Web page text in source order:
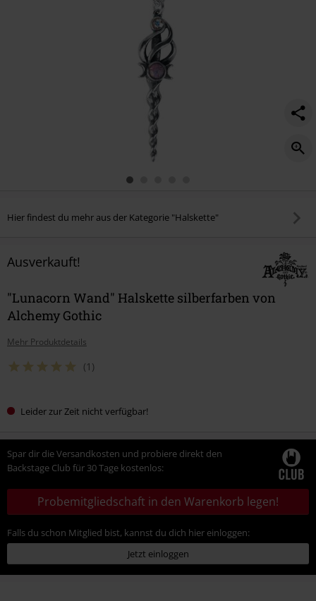
Hier findest du mehr aus der Kategorie "Halskette"
Ausverkauft!
"Lunacorn Wand" Halskette silberfarben von
Alchemy Gothic
Mehr Produktdetails
(1)
Leider zur Zeit nicht verfügbar!
Spar dir die Versandkosten und probiere direkt den
Backstage Club für 30 Tage kostenlos:
Probemitgliedschaft in den Warenkorb legen!
Falls du schon Mitglied bist, kannst du dich hier einloggen:
Jetzt einloggen